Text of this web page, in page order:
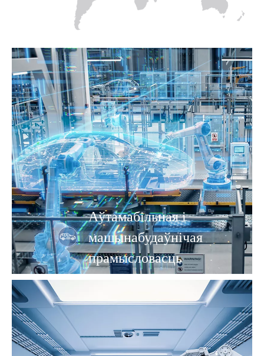
Аўтамабільная і
машынабудаўнічая
прамысловасць